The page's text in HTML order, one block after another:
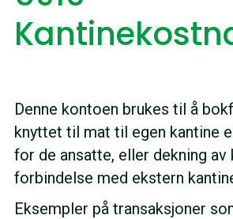
Denne kontoen brukes til å
knyttet til mat til egen kantine
for de ansatte, eller dekning av
forbindelse med ekstern
Eksempler på transaksjoner